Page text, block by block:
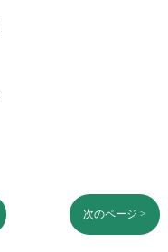
次のページ >